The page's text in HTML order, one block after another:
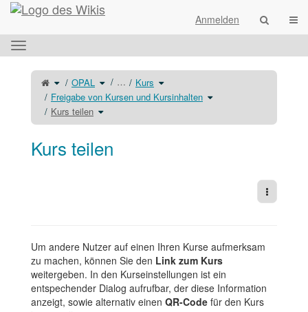
Startseite
Anmelden
Das
horizontale
Menü
umschalten.
Schalte
denübergeordneten
Baum
von
Kurs
teilen
um.
OPAL Schalte
denVerzeichnisbaum
unter
OPAL
um.
… Kurs Schalte
den
unter
Kurs
um.
Freigabe von Kursen und Kursinhalten Schalte
den
Kursen
und
Kurs teilen Schalte
den
unter
Kurs
Kurs teilen
Weitere
Um andere Nutzer auf einen Ihren Kurse aufmerksam
zu machen, können Sie den Link zum Kurs
weitergeben. In den Kurseinstellungen ist ein
entspechender Dialog aufrufbar, der diese Information
anzeigt, sowie alternativ einen QR-Code für den Kurs